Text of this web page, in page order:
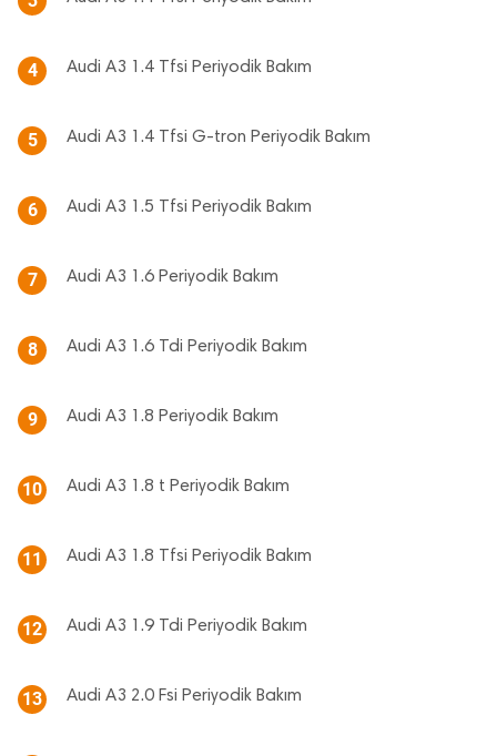
4 Audi A3 1.4 Tfsi Periyodik Bakım
5 Audi A3 1.4 Tfsi G-tron Periyodik Bakım
6 Audi A3 1.5 Tfsi Periyodik Bakım
7 Audi A3 1.6 Periyodik Bakım
8 Audi A3 1.6 Tdi Periyodik Bakım
9 Audi A3 1.8 Periyodik Bakım
10 Audi A3 1.8 t Periyodik Bakım
11 Audi A3 1.8 Tfsi Periyodik Bakım
12 Audi A3 1.9 Tdi Periyodik Bakım
13 Audi A3 2.0 Fsi Periyodik Bakım